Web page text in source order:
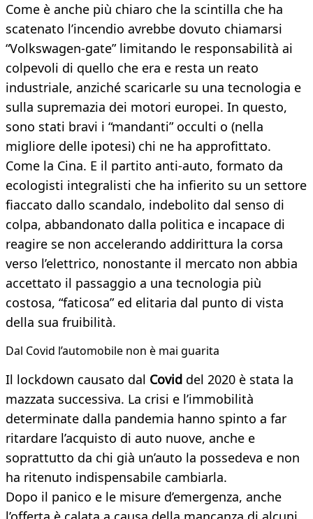
Come è anche più chiaro che la scintilla che ha
scatenato l’incendio avrebbe dovuto chiamarsi
“Volkswagen-gate” limitando le responsabilità ai
colpevoli di quello che era e resta un reato
industriale, anziché scaricarle su una tecnologia e
sulla supremazia dei motori europei. In questo,
sono stati bravi i “mandanti” occulti o (nella
migliore delle ipotesi) chi ne ha approfittato.
Come la Cina. E il partito anti-auto, formato da
ecologisti integralisti che ha infierito su un settore
fiaccato dallo scandalo, indebolito dal senso di
colpa, abbandonato dalla politica e incapace di
reagire se non accelerando addirittura la corsa
verso l’elettrico, nonostante il mercato non abbia
accettato il passaggio a una tecnologia più
costosa, “faticosa” ed elitaria dal punto di vista
della sua fruibilità.
Dal Covid l’automobile non è mai guarita
Il lockdown causato dal Covid del 2020 è stata la
mazzata successiva. La crisi e l’immobilità
determinate dalla pandemia hanno spinto a far
ritardare l’acquisto di auto nuove, anche e
soprattutto da chi già un’auto la possedeva e non
ha ritenuto indispensabile cambiarla.
Dopo il panico e le misure d’emergenza, anche